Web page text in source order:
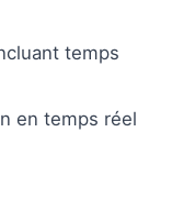
temps
en temps réel